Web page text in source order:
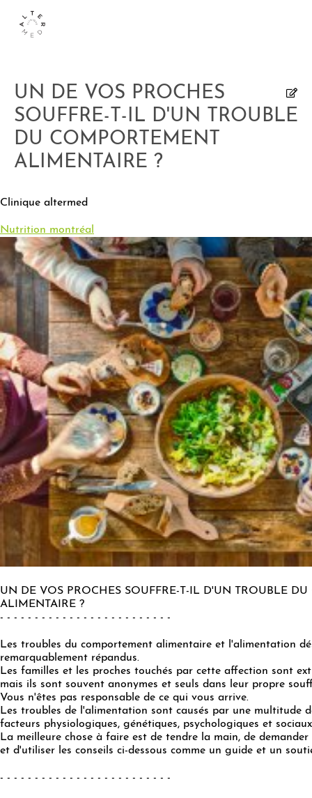
UN DE VOS PROCHES
SOUFFRE-T-IL D'UN TROUBLE
DU COMPORTEMENT
ALIMENTAIRE ?
Clinique altermed
Nutrition montréal
UN DE VOS PROCHES SOUFFRE-T-IL D'UN TROUBLE
ALIMENTAIRE ?
- - - - - - - - - - - - - - - - - - - - - - - - -
Les troubles du comportement alimentaire et l'alimentation
remarquablement répandus.
Les familles et les proches touchés par cette affection sont
mais ils sont souvent anonymes et seuls dans leur propre
Vous n'êtes pas responsable de ce qui vous arrive.
Les troubles de l'alimentation sont causés par une multitude
facteurs physiologiques, génétiques, psychologiques et
La meilleure chose à faire est de tendre la main, de demander
et d'utiliser les conseils ci-dessous comme un guide et un
- - - - - - - - - - - - - - - - - - - - - - - - -